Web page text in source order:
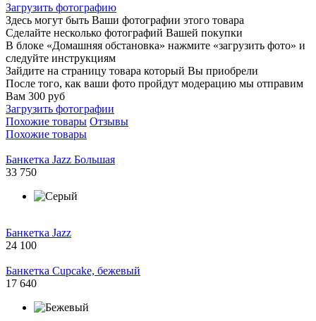
Загрузить фотографию
Здесь могут быть Ваши фотографии этого товара
Сделайте несколько фотографий Вашей покупки
В блоке «Домашняя обстановка» нажмите «загрузить фото» и
следуйте инструкциям
Зайдите на страницу товара который Вы приобрели
После того, как ваши фото пройдут модерацию мы отправим
Вам 300 руб
Загрузить фотографии
Похожие товары Отзывы
Похожие товары
Банкетка Jazz Большая
33 750
Банкетка Jazz
24 100
Банкетка Cupcake, бежевый
17 640